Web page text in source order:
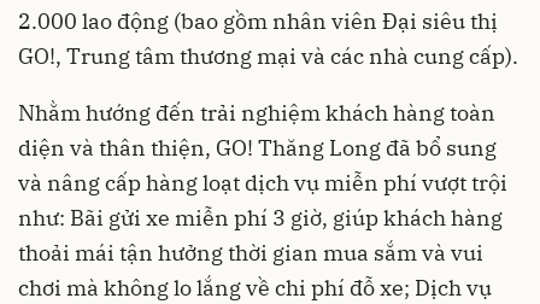
2.000 lao động (bao gồm nhân viên Đại siêu thị
GO!, Trung tâm thương mại và các nhà cung cấp).
Nhằm hướng đến trải nghiệm khách hàng toàn
diện và thân thiện, GO! Thăng Long đã bổ sung
và nâng cấp hàng loạt dịch vụ miễn phí vượt trội
như: Bãi gửi xe miễn phí 3 giờ, giúp khách hàng
thoải mái tận hưởng thời gian mua sắm và vui
chơi mà không lo lắng về chi phí đỗ xe; Dịch vụ